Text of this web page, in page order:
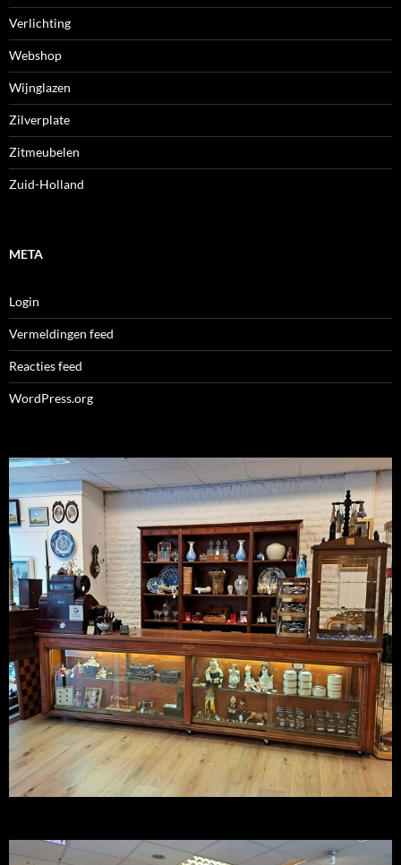
Verlichting
Webshop
Wijnglazen
Zilverplate
Zitmeubelen
Zuid-Holland
META
Login
Vermeldingen feed
Reacties feed
WordPress.org